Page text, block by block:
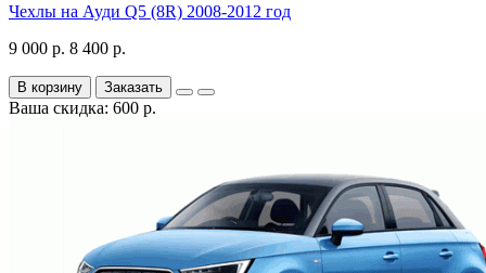
Чехлы на Ауди Q5 (8R) 2008-2012 год
9 000 р. 8 400 р.
В корзину Заказать
Ваша скидка: 600 р.